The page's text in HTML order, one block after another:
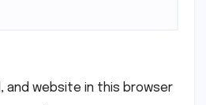
and website in this browser